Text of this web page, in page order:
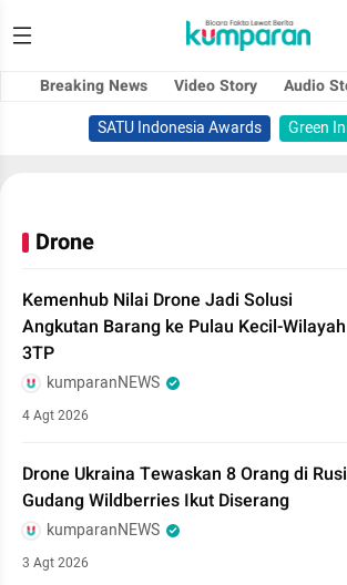
Breaking News Video Story Audio
SATU Indonesia Awards
Green
Drone
Kemenhub Nilai Drone Jadi Solusi
Angkutan Barang ke Pulau Kecil-Wilayah
3TP
kumparanNEWS
4 Agt 2026
Drone Ukraina Tewaskan 8 Orang di
Gudang Wildberries Ikut Diserang
kumparanNEWS
3 Agt 2026